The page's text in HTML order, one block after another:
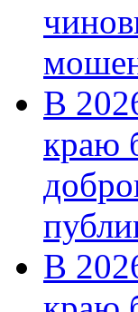
В
краю
В